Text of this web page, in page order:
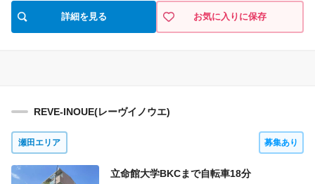
詳細を見る お気に入りに保存
REVE-INOUE(レーヴイノウエ)
瀬田エリア 募集あり
立命館大学BKCまで自転車18分